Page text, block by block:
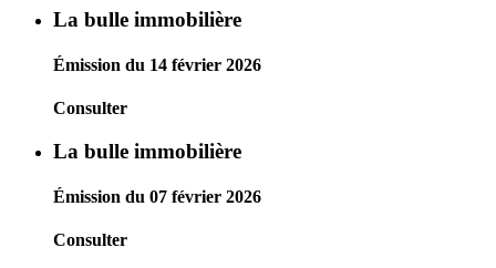
La bulle immobilière
Émission du 14 février 2026
Consulter
La bulle immobilière
Émission du 07 février 2026
Consulter